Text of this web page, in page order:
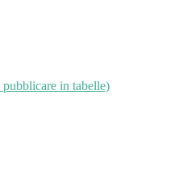
in tabelle)